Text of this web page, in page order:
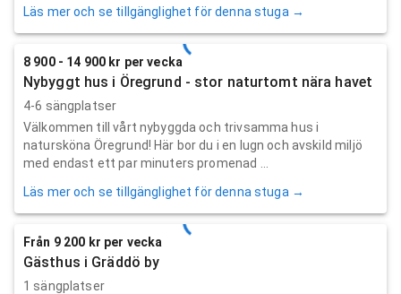
Läs mer och se tillgänglighet för denna stuga →
8 900 - 14 900 kr per vecka
Nybyggt hus i Öregrund - stor naturtomt nära havet
4-6 sängplatser
Välkommen till vårt nybyggda och trivsamma hus i
natursköna Öregrund! Här bor du i en lugn och avskild miljö
med endast ett par minuters promenad ...
Läs mer och se tillgänglighet för denna stuga →
Från 9 200 kr per vecka
Gästhus i Gräddö by
1 sängplatser